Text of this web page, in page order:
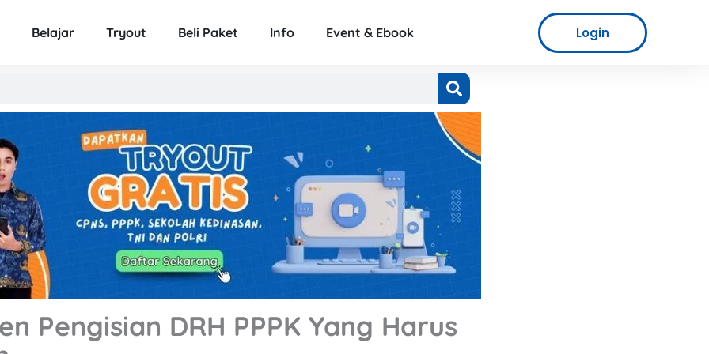
Belajar Tryout Beli Paket Info Event & Ebook Login
Pengisian DRH PPPK Yang Harus